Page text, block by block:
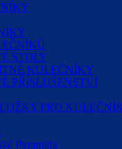
STOLY
KULEČNÍKY
PŘÍSLUŠENSTVÍ
PRO
Pyramida